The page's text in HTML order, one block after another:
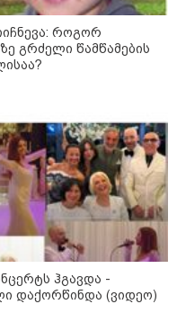
კომიკური“
მთელი
შთანთქმა შეუძლია:
აღარ იცის,
-The New York
სასტიკად დაიბომბა -
რაკეტა
როგორ
გრძელი წამწამების
ჰგავდა -
დაქორწინდა (ვიდეო)